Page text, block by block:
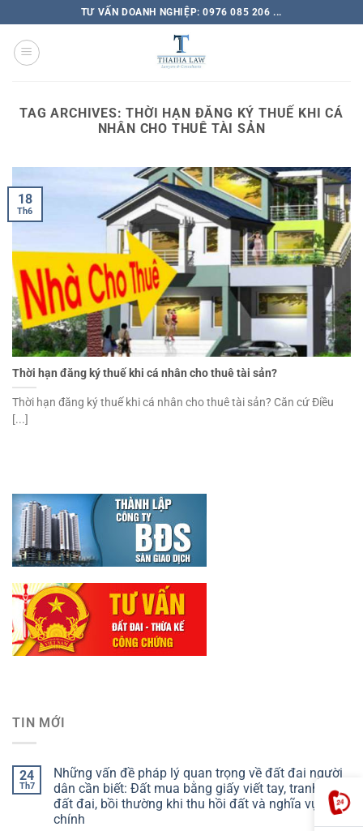
TƯ VẤN DOANH NGHIỆP: 0976 085 206 ...
TAG ARCHIVES:THỜI HẠN ĐĂNG KÝ THUẾ KHI CÁ
NHÂN CHO THUÊ TÀI SẢN
Thời hạn đăng ký thuế khi cá nhân cho thuê tài sản?
Thời hạn đăng ký thuế khi cá nhân cho thuê tài sản? Căn cứ Điều
[...]
18
Th6
TIN MỚI
24
Th7
Những vấn đề pháp lý quan trọng về đất đai người
dân cần biết: Đất mua bằng giấy viết tay, tranh chấp
đất đai, bồi thường khi thu hồi đất và nghĩa vụ tài
chính